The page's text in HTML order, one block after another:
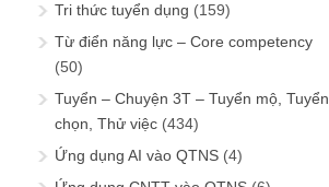
Tri thức tuyển dụng (159)
Từ điển năng lực – Core competency
(50)
Tuyển – Chuyện 3T – Tuyển mộ, Tuyển
chọn, Thử việc (434)
Ứng dụng AI vào QTNS (4)